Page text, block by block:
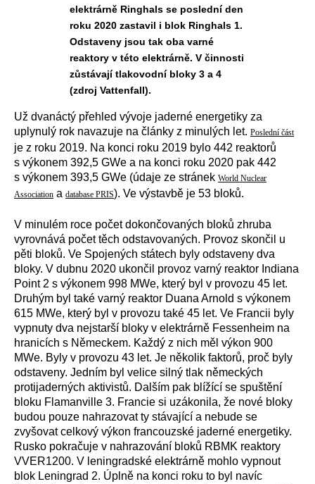
elektrárně Ringhals se poslední den
roku 2020 zastavil i blok Ringhals 1.
Odstaveny jsou tak oba varné
reaktory v této elektrárně. V činnosti
zůstávají tlakovodní bloky 3 a 4
(zdroj Vattenfall).
Už dvanáctý přehled vývoje jaderné energetiky za
uplynulý rok navazuje na články z minulých let. Poslední část
je z roku 2019. Na konci roku 2019 bylo 442 reaktorů
s výkonem 392,5 GWe a na konci roku 2020 pak 442
s výkonem 393,5 GWe (údaje ze stránek World Nuclear
Association a database PRIS). Ve výstavbě je 53 bloků.
V minulém roce počet dokončovaných bloků zhruba
vyrovnává počet těch odstavovaných. Provoz skončil u
pěti bloků. Ve Spojených státech byly odstaveny dva
bloky. V dubnu 2020 ukončil provoz varný reaktor Indiana
Point 2 s výkonem 998 MWe, který byl v provozu 45 let.
Druhým byl také varný reaktor Duana Arnold s výkonem
615 MWe, který byl v provozu také 45 let. Ve Francii byly
vypnuty dva nejstarší bloky v elektrárně Fessenheim na
hranicích s Německem. Každý z nich měl výkon 900
MWe. Byly v provozu 43 let. Je několik faktorů, proč byly
odstaveny. Jedním byl velice silný tlak německých
protijaderných aktivistů. Dalším pak blížící se spuštění
bloku Flamanville 3. Francie si uzákonila, že nové bloky
budou pouze nahrazovat ty stávající a nebude se
zvyšovat celkový výkon francouzské jaderné energetiky.
Rusko pokračuje v nahrazování bloků RBMK reaktory
VVER1200. V leningradské elektrárně mohlo vypnout
blok Leningrad 2. Úplně na konci roku to byl navíc